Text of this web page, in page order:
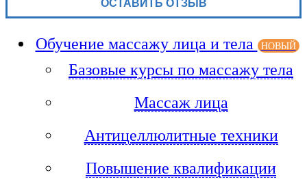
Обучение массажу лица и тела НОВЫЙ
Базовые курсы по массажу тела
Массаж лица
Антицеллюлитные техники
Повышение квалификации